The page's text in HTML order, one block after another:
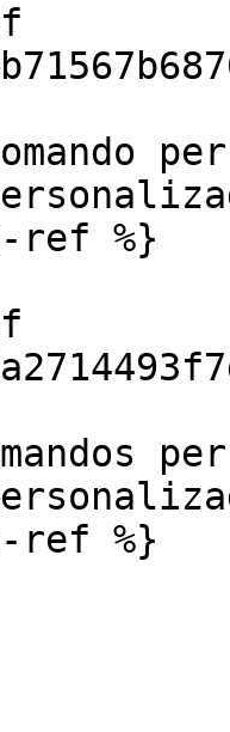
ref %}
ref %}